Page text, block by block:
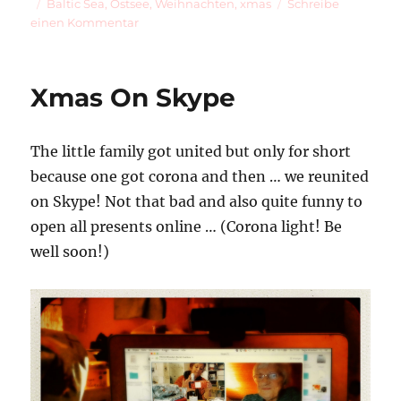
Baltic Sea Ostsee Weihnachten xmas
Schreibe
einen Kommentarzu
Baltic
Xmas On Skype
The little family got united but only for short
because one got corona and then … we reunited
on Skype! Not that bad and also quite funny to
open all presents online … (Corona light! Be
well soon!)